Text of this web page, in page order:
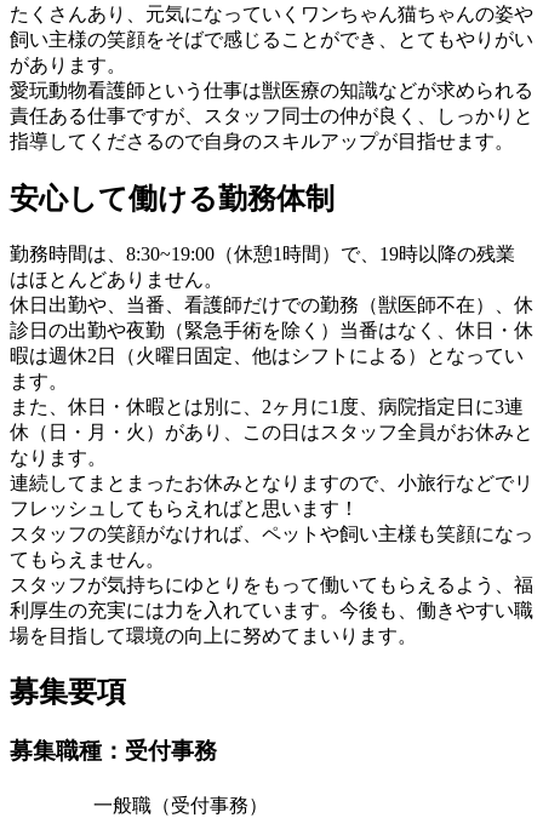
たくさんあり、元気になっていくワンちゃん猫ちゃんの姿や
飼い主様の笑顔をそばで感じることができ、とてもやりがい
があります。
愛玩動物看護師という仕事は獣医療の知識などが求められる
責任ある仕事ですが、スタッフ同士の仲が良く、しっかりと
指導してくださるので自身のスキルアップが目指せます。
安心して働ける勤務体制
勤務時間は、8:30~19:00（休憩1時間）で、19時以降の残業
はほとんどありません。
休日出勤や、当番、看護師だけでの勤務（獣医師不在）、休
診日の出勤や夜勤（緊急手術を除く）当番はなく、休日・休
暇は週休2日（火曜日固定、他はシフトによる）となってい
ます。
また、休日・休暇とは別に、2ヶ月に1度、病院指定日に3連
休（日・月・火）があり、この日はスタッフ全員がお休みと
なります。
連続してまとまったお休みとなりますので、小旅行などでリ
フレッシュしてもらえればと思います！
スタッフの笑顔がなければ、ペットや飼い主様も笑顔になっ
てもらえません。
スタッフが気持ちにゆとりをもって働いてもらえるよう、福
利厚生の充実には力を入れています。今後も、働きやすい職
場を目指して環境の向上に努めてまいります。
募集要項
募集職種：受付事務
一般職（受付事務）